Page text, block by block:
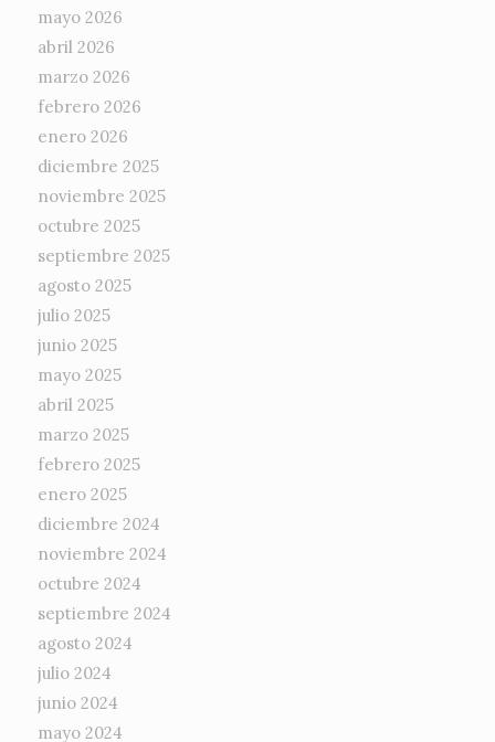
mayo 2026
abril 2026
marzo 2026
febrero 2026
enero 2026
diciembre 2025
noviembre 2025
octubre 2025
septiembre 2025
agosto 2025
julio 2025
junio 2025
mayo 2025
abril 2025
marzo 2025
febrero 2025
enero 2025
diciembre 2024
noviembre 2024
octubre 2024
septiembre 2024
agosto 2024
julio 2024
junio 2024
mayo 2024